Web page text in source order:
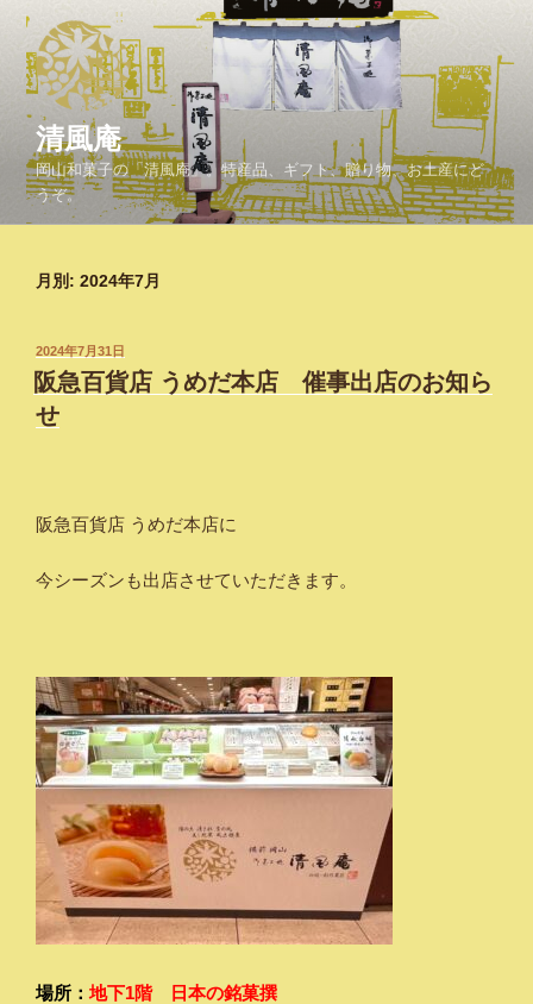
清風庵
岡山和菓子の「清風庵」。特産品、ギフト、贈り物、お土産にど
うぞ。
月別: 2024年7月
投
稿
日:
2024年7月31日
阪急百貨店 うめだ本店 催事出店のお知ら
せ
阪急百貨店 うめだ本店に
今シーズンも出店させていただきます。
場所：地下1階 日本の銘菓撰